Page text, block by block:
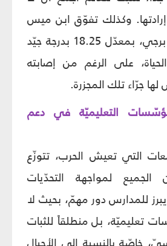
وكذلك تفوّق ابن ميس
الجبل، علي فؤاد برجي، بمعدّل 18.25 بدرجة جيّد
على الرغم من إصابته
جرّاء تلك المجزرة.
التعليميّة في دعم
التي تعيش الحرب، تتوزّع
الجميع لمواجهة التحدّيات
للمدارس دور مهمّ، بحيث لا
تعليميّة، بل منطلقاً للثبات